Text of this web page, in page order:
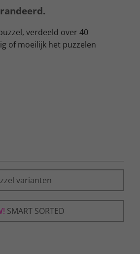
verdeeld over 40
of moeilijk het puzzelen
varianten
SMART SORTED